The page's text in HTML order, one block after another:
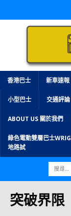
香港巴士 新車速報
小型巴士 交通評論
ABOUT US 關於我們
綠色電動雙層巴士
地路試
突破界限